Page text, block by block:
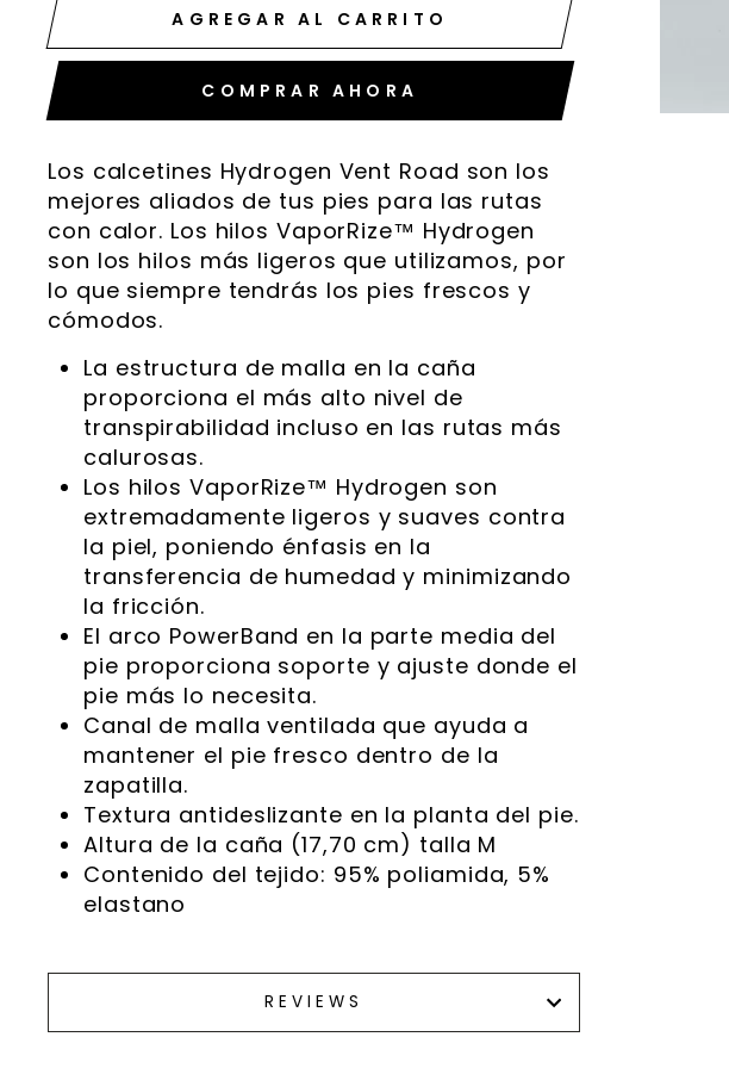
AGREGAR AL CARRITO
COMPRAR AHORA
Los calcetines Hydrogen Vent Road son los
mejores aliados de tus pies para las rutas
con calor. Los hilos VaporRize™ Hydrogen
son los hilos más ligeros que utilizamos, por
lo que siempre tendrás los pies frescos y
cómodos.
La estructura de malla en la caña
proporciona el más alto nivel de
transpirabilidad incluso en las rutas más
calurosas.
Los hilos VaporRize™ Hydrogen son
extremadamente ligeros y suaves contra
la piel, poniendo énfasis en la
transferencia de humedad y minimizando
la fricción.
El arco PowerBand en la parte media del
pie proporciona soporte y ajuste donde el
pie más lo necesita.
Canal de malla ventilada que ayuda a
mantener el pie fresco dentro de la
zapatilla.
Textura antideslizante en la planta del pie.
Altura de la caña (17,70 cm) talla M
Contenido del tejido: 95% poliamida, 5%
elastano
REVIEWS